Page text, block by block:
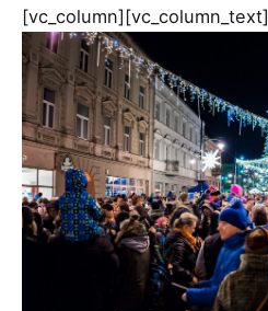
[vc_column][vc_column_text]